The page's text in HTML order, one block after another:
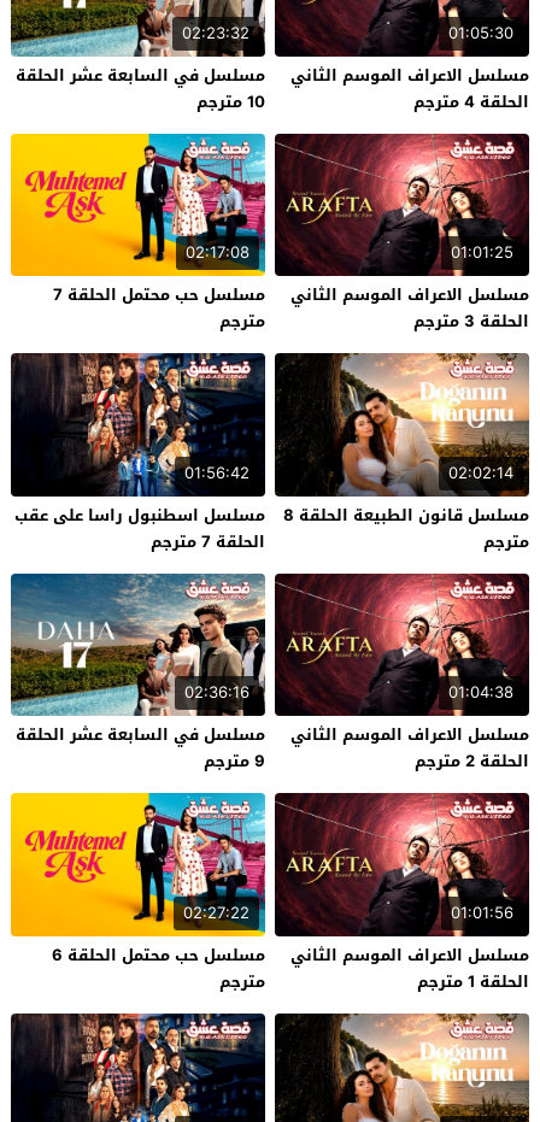
01:05:30
مسلسل الاعراف الموسم الثاني
الحلقة 4 مترجم
02:23:32
مسلسل في السابعة عشر الحلقة
10 مترجم
01:01:25
مسلسل الاعراف الموسم الثاني
الحلقة 3 مترجم
02:17:08
مسلسل حب محتمل الحلقة 7
مترجم
02:02:14
مسلسل قانون الطبيعة الحلقة 8
مترجم
01:56:42
مسلسل اسطنبول راسا على عقب
الحلقة 7 مترجم
01:04:38
مسلسل الاعراف الموسم الثاني
الحلقة 2 مترجم
02:36:16
مسلسل في السابعة عشر الحلقة
9 مترجم
01:01:56
مسلسل الاعراف الموسم الثاني
الحلقة 1 مترجم
02:27:22
مسلسل حب محتمل الحلقة 6
مترجم